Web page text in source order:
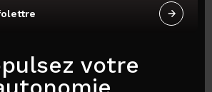
votre